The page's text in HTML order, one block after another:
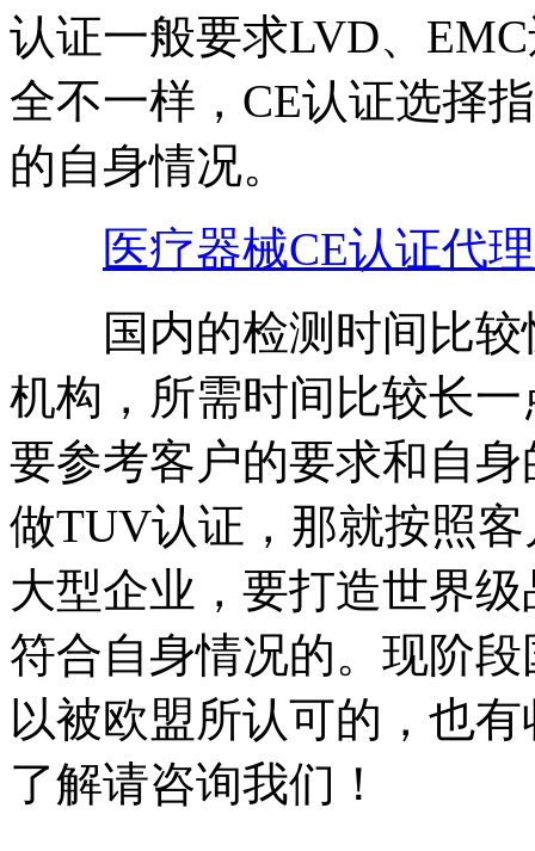
认证一般要求LVD、
全不一样，CE认证选择
的自身情况。
医疗器械CE认证代理
国内的检测时间比较
机构，所需时间比较长
要参考客户的要求和自
做TUV认证，那就按照
大型企业，要打造世界
符合自身情况的。现阶
以被欧盟所认可的，也
了解请咨询我们！